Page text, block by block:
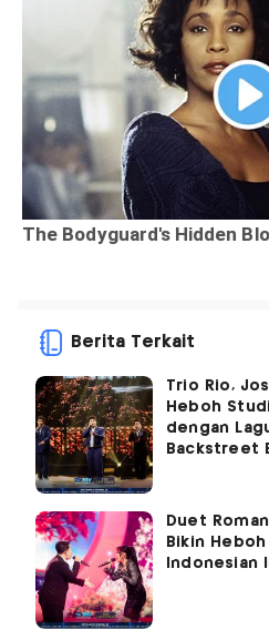
Berita Terkait
Trio Rio,
Heboh
dengan
Backstreet
Duet
Bikin
Indonesian